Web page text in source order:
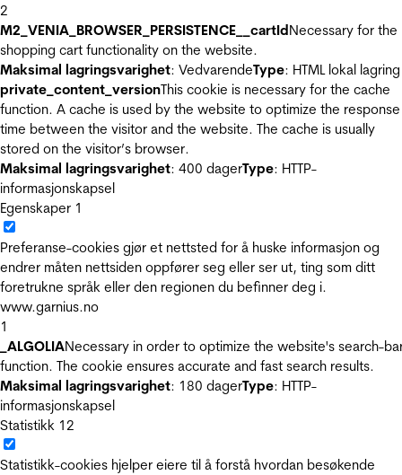
2
M2_VENIA_BROWSER_PERSISTENCE__cartIdNecessary for the
shopping cart functionality on the website.
Maksimal lagringsvarighet: VedvarendeType: HTML lokal lagring
private_content_versionThis cookie is necessary for the cache
function. A cache is used by the website to optimize the response
time between the visitor and the website. The cache is usually
stored on the visitor’s browser.
Maksimal lagringsvarighet: 400 dagerType: HTTP-
informasjonskapsel
Egenskaper 1
Preferanse-cookies gjør et nettsted for å huske informasjon og
endrer måten nettsiden oppfører seg eller ser ut, ting som ditt
foretrukne språk eller den regionen du befinner deg i.
www.garnius.no
1
_ALGOLIANecessary in order to optimize the website's search-
function. The cookie ensures accurate and fast search results.
Maksimal lagringsvarighet: 180 dagerType: HTTP-
informasjonskapsel
Statistikk 12
Statistikk-cookies hjelper eiere til å forstå hvordan besøkende